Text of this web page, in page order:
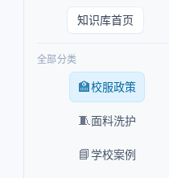
知识库首页
全部分类
🏫校服政策
🧵面料洗护
📘学校案例